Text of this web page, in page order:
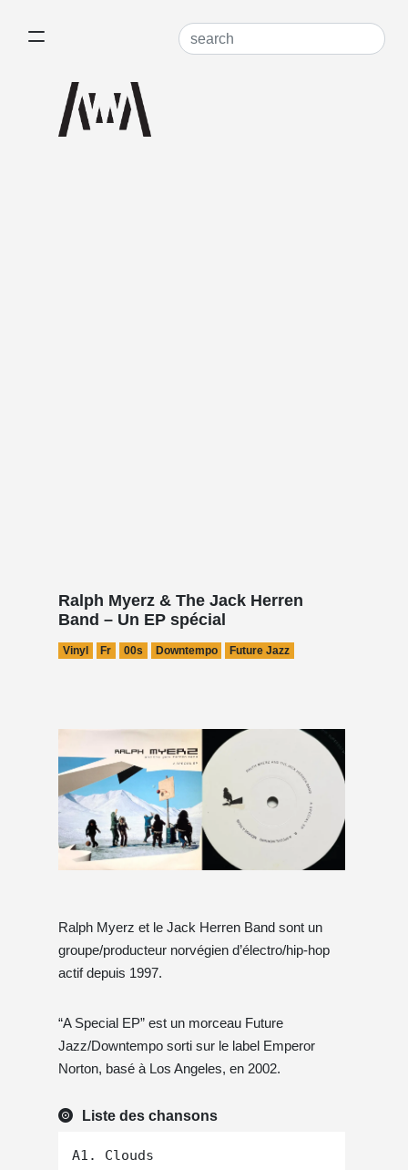
Ralph Myerz & The Jack Herren
Band – Un EP spécial
Vinyl Fr 00s Downtempo Future Jazz
Ralph Myerz et le Jack Herren Band sont un
groupe/producteur norvégien d’électro/hip-hop
actif depuis 1997.
“A Special EP” est un morceau Future
Jazz/Downtempo sorti sur le label Emperor
Norton, basé à Los Angeles, en 2002.
Liste des chansons
A1. Clouds